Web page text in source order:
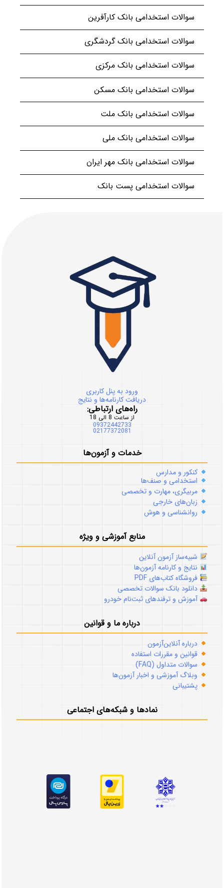
سوالات استخدامی بانک کارآفرین
سوالات استخدامی بانک گردشگری
سوالات استخدامی بانک مرکزی
سوالات استخدامی بانک مسکن
سوالات استخدامی بانک ملت
سوالات استخدامی بانک ملی
سوالات استخدامی بانک مهر ایران
سوالات استخدامی پست بانک
ورود به پنل کاربری
دریافت کارنامه‌ها و نتایج
راه‌های ارتباطی:
از ساعت 8 الی 18
09372442733
02177372081
خدمات و آزمون‌ها
کنکور و مدارس
استخدامی و صنف‌ها
مربیگری، مهارت و تخصصی
زبان‌های خارجی
روانشناسی و هوش
منابع آموزشی و ویژه
شبیه‌ساز آزمون آنلاین
نتایج و کارنامه آزمون‌ها
فروشگاه کتاب‌های PDF
دانلود بانک سوالات تخصصی
آموزش و ترفندهای ثبت‌نام خودرو
درباره ما و قوانین
درباره آنلاین‌آزمون
قوانین و مقررات استفاده
سوالات متداول (FAQ)
وبلاگ آموزشی و اخبار آزمون‌ها
پشتیبانی
نمادها و شبکه‌های اجتماعی